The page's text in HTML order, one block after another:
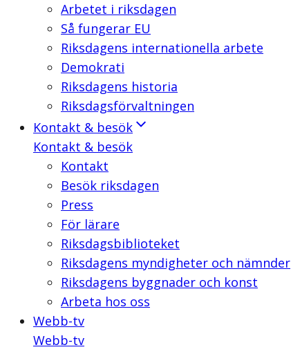
Arbetet i riksdagen
Så fungerar EU
Riksdagens internationella arbete
Demokrati
Riksdagens historia
Riksdagsförvaltningen
Kontakt & besök
Kontakt & besök
Kontakt
Besök riksdagen
Press
För lärare
Riksdagsbiblioteket
Riksdagens myndigheter och nämnder
Riksdagens byggnader och konst
Arbeta hos oss
Webb-tv
Webb-tv